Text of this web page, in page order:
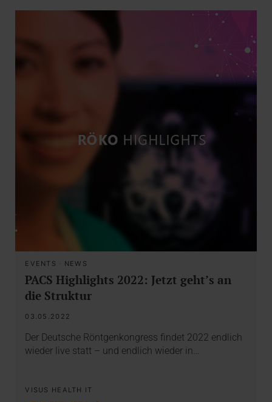
EVENTS · NEWS
PACS Highlights 2022: Jetzt geht’s an
die Struktur
03.05.2022
Der Deutsche Röntgenkongress findet 2022 endlich
wieder live statt – und endlich wieder in…
VISUS HEALTH IT